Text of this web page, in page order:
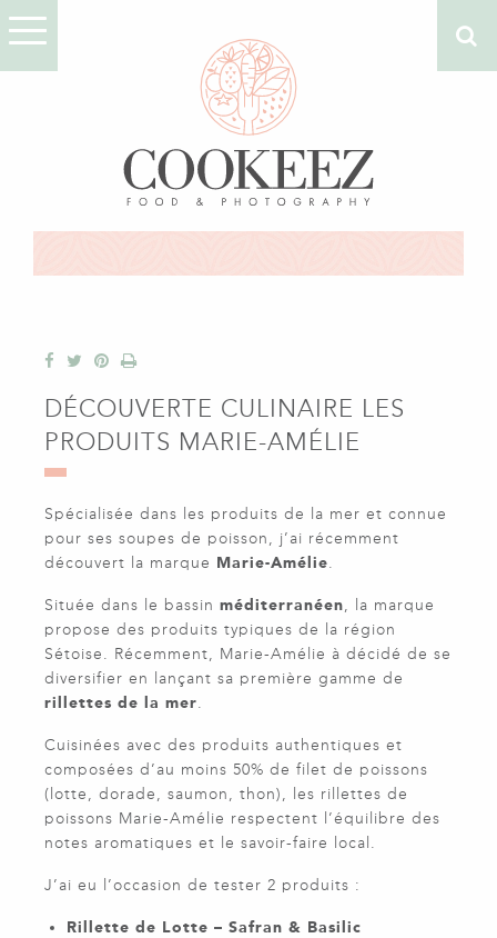
DÉCOUVERTE CULINAIRE LES
PRODUITS MARIE-AMÉLIE
Spécialisée dans les produits de la mer et connue
pour ses soupes de poisson, j’ai récemment
découvert la marque Marie-Amélie.
Située dans le bassin méditerranéen, la marque
propose des produits typiques de la région
Sétoise. Récemment, Marie-Amélie à décidé de se
diversifier en lançant sa première gamme de
rillettes de la mer.
Cuisinées avec des produits authentiques et
composées d’au moins 50% de filet de poissons
(lotte, dorade, saumon, thon), les rillettes de
poissons Marie-Amélie respectent l’équilibre des
notes aromatiques et le savoir-faire local.
J’ai eu l’occasion de tester 2 produits :
Rillette de Lotte – Safran & Basilic